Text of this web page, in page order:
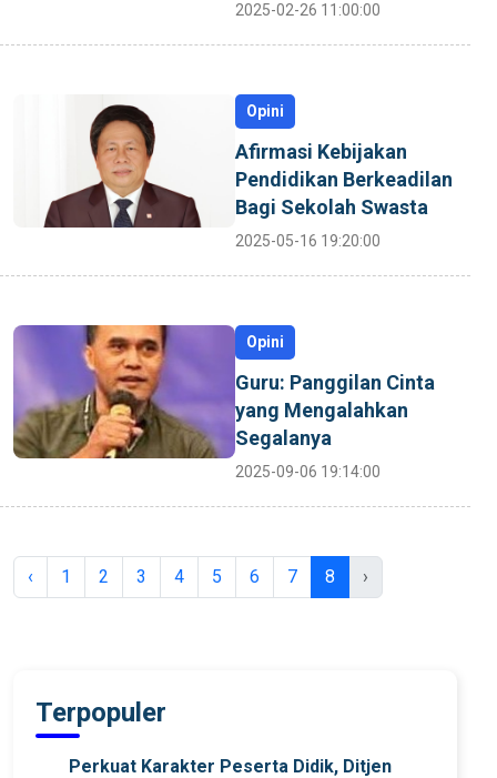
2025-02-26 11:00:00
Opini
Afirmasi Kebijakan
Pendidikan Berkeadilan
Bagi Sekolah Swasta
2025-05-16 19:20:00
Opini
Guru: Panggilan Cinta
yang Mengalahkan
Segalanya
2025-09-06 19:14:00
‹ 1 2 3 4 5 6 7 8 ›
Terpopuler
Perkuat Karakter Peserta Didik, Ditjen